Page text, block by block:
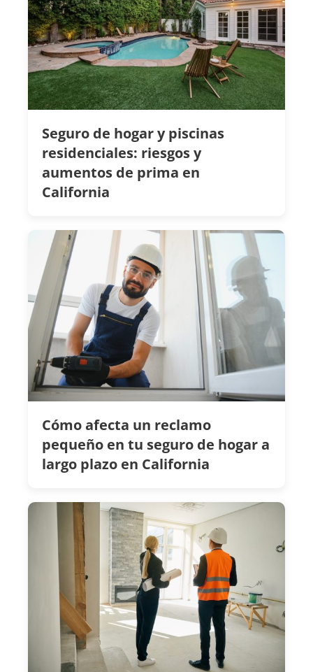
Seguro de hogar y piscinas
residenciales: riesgos y
aumentos de prima en
California
Cómo afecta un reclamo
pequeño en tu seguro de hogar a
largo plazo en California